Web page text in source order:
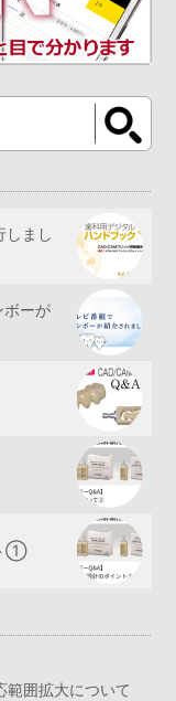
しまし
ボーが
①
囲拡大について